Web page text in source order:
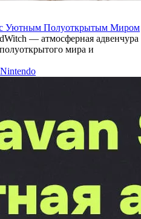
с Уютным Полуоткрытым Миром
— атмосферная адвенчура
мира и
Nintendo